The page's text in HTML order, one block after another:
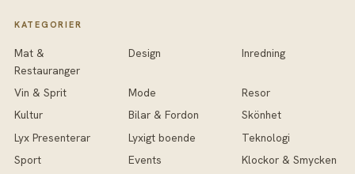
KATEGORIER
Mat &
Restauranger
Design Inredning
Vin & Sprit Mode
Resor
Kultur
Bilar & Fordon
Skönhet
Lyx Presenterar
Lyxigt boende
Teknologi
Sport
Events Klockor & Smycken